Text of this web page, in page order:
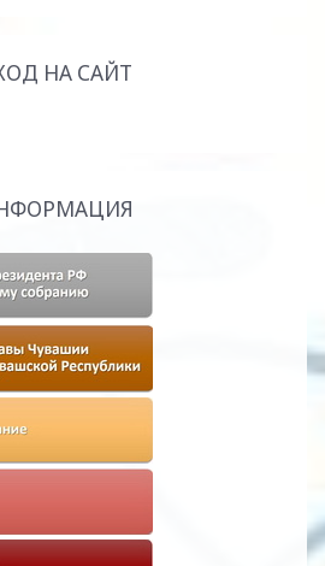
НА САЙТ